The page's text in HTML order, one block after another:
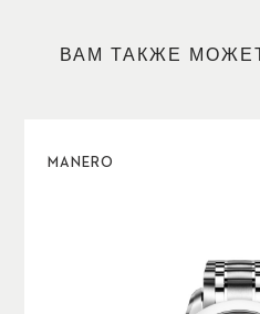
ВАМ ТАКЖЕ
MANERO